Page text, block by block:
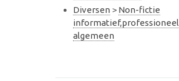
Diversen > Non-fictie
informatief,professioneel
algemeen